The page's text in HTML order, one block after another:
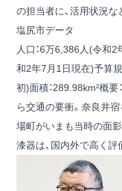
の担当者に、活用状況な
塩尻市データ
人口：6万6,386人(令和
和2年7月1日現在)予算
初)面積：289.98km²概
ら交通の要衝。奈良井
場町がいまも当時の面
漆器は、国内外で高く評